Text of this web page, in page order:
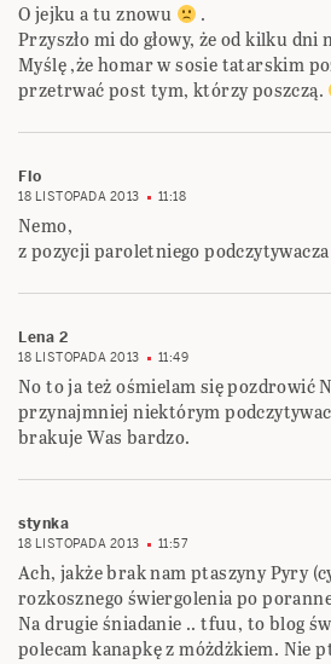
O jejku a tu znowu
.
Przyszło mi do głowy, że od kilku dni
Myślę ,że homar w sosie tatarskim
przetrwać post tym, którzy poszczą.
Flo
18 LISTOPADA 2013 11:18
Nemo,
z pozycji paroletniego
Lena 2
18 LISTOPADA 2013 11:49
No to ja też ośmielam się pozdrowić
przynajmniej niektórym
brakuje Was bardzo.
stynka
18 LISTOPADA 2013 11:57
Ach, jakże brak nam ptaszyny Pyry
rozkosznego świergolenia po
Na drugie śniadanie .. tfuu, to blog
polecam kanapkę z móżdżkiem. Nie